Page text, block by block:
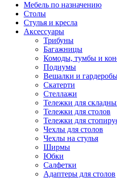
Мебель по назначению
Столы
Стулья и кресла
Аксессуары
Трибуны
Багажницы
Комоды, тумбы и
Подиумы
Вешалки и
Скатерти
Стеллажи
Тележки для
Тележки для столов
Тележки для
Чехлы для столов
Чехлы на стулья
Ширмы
Юбки
Салфетки
Адаптеры для столов